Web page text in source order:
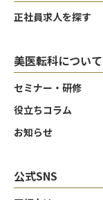
正社員求人を探す
美医転科について
セミナー・研修
役立ちコラム
お知らせ
公式SNS